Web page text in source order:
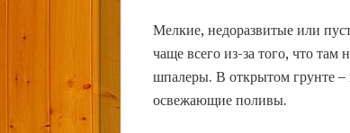
Мелкие, недоразвитые или
чаще всего из-за того, что
шпалеры. В открытом грунте
освежающие поливы.